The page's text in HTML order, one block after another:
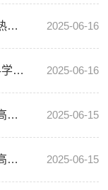
【中央广播电视总台】 [生活圈]健康热度词 血常规 2025-06-16
【央视新闻】 回家丨专访国家最高科学技术奖得住、中国科学院院士薛其坤 2025-06-16
【中央广播电视总台】 [新闻直播间]高考志愿填报 “新高考”覆盖29省份 志愿填报有何变化？ 2025-06-15
【中央广播电视总台】 [新闻直播间]高考志愿填报 首次新高考省份 填报志愿如何“有据可依” 2025-06-15